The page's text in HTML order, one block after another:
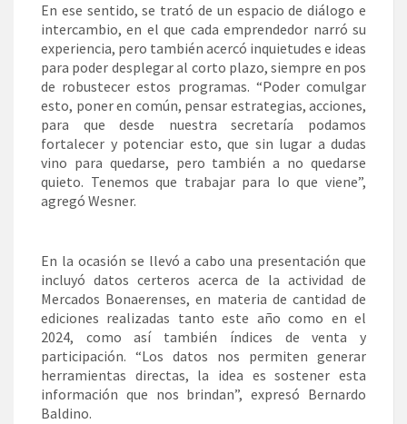
En ese sentido, se trató de un espacio de diálogo e
intercambio, en el que cada emprendedor narró su
experiencia, pero también acercó inquietudes e ideas
para poder desplegar al corto plazo, siempre en pos
de robustecer estos programas. “Poder comulgar
esto, poner en común, pensar estrategias, acciones,
para que desde nuestra secretaría podamos
fortalecer y potenciar esto, que sin lugar a dudas
vino para quedarse, pero también a no quedarse
quieto. Tenemos que trabajar para lo que viene”,
agregó Wesner.
En la ocasión se llevó a cabo una presentación que
incluyó datos certeros acerca de la actividad de
Mercados Bonaerenses, en materia de cantidad de
ediciones realizadas tanto este año como en el
2024, como así también índices de venta y
participación. “Los datos nos permiten generar
herramientas directas, la idea es sostener esta
información que nos brindan”, expresó Bernardo
Baldino.